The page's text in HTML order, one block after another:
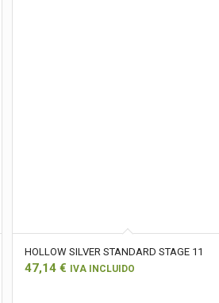
HOLLOW SILVER STANDARD STAGE 11
47,14€ IVA INCLUIDO